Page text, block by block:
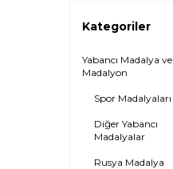
Kategoriler
Yabancı Madalya ve
Madalyon
Spor Madalyaları
Diğer Yabancı
Madalyalar
Rusya Madalya